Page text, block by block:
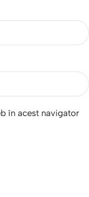
în acest navigator